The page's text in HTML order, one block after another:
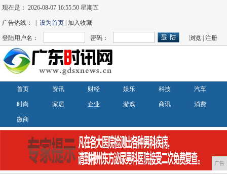
现在是：2026-08-07 16:55:51 星期五
广告热线： |设为首页 | 加入收藏
登陆用户名： 密码： 浏览 |注册
首页 资讯 财经 娱乐 科技 汽车
时尚 家居 企业 游戏 商讯 消费
微商
广告